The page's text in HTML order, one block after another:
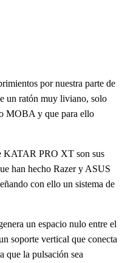
por nuestra parte de
un ratón muy liviano, solo
MOBA y que para ello
KATAR PRO XT son sus
han hecho Razer y ASUS
con ello un sistema de
un espacio nulo entre el
soporte vertical que conecta
que la pulsación sea